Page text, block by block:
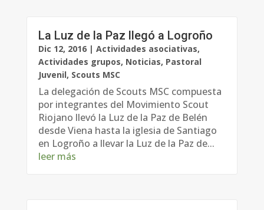
La Luz de la Paz llegó a Logroño
Dic 12, 2016| Actividades asociativas,
Actividades grupos, Noticias, Pastoral
Juvenil, Scouts MSC
La delegación de Scouts MSC compuesta
por integrantes del Movimiento Scout
Riojano llevó la Luz de la Paz de Belén
desde Viena hasta la iglesia de Santiago
en Logroño a llevar la Luz de la Paz de...
leer más